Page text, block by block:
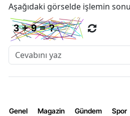
Aşağıdaki görselde işlemin
Genel Magazin Gündem Spor